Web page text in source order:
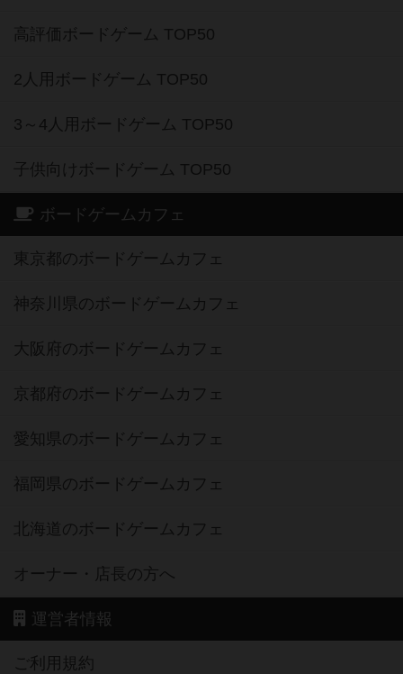
高評価ボードゲーム TOP50
2人用ボードゲーム TOP50
3～4人用ボードゲーム TOP50
子供向けボードゲーム TOP50
ボードゲームカフェ
東京都のボードゲームカフェ
神奈川県のボードゲームカフェ
大阪府のボードゲームカフェ
京都府のボードゲームカフェ
愛知県のボードゲームカフェ
福岡県のボードゲームカフェ
北海道のボードゲームカフェ
オーナー・店長の方へ
運営者情報
ご利用規約